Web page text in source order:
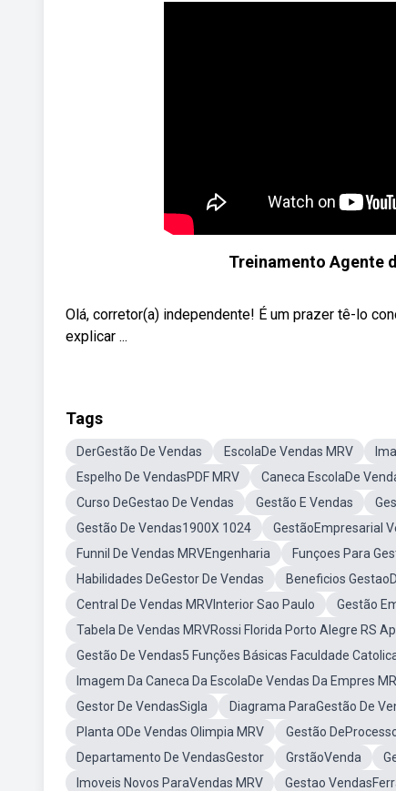
Treinamento Agente
Olá, corretor(a) independente! É um prazer tê-lo
explicar ...
Tags
DerGestão De Vendas EscolaDe Vendas MRV
Espelho De VendasPDF MRV
Caneca EscolaDe
Curso DeGestao De Vendas
Gestão E Vendas
Gestão De Vendas1900X 1024
GestãoEmpresarial
Funnil De Vendas MRVEngenharia
Funçoes Para
Habilidades DeGestor De Vendas
Beneficios
Central De Vendas MRVInterior Sao Paulo
Gestão
Tabela De Vendas MRVRossi Florida Porto Alegre RS
Gestão De Vendas5 Funções Básicas Faculdade
Imagem Da Caneca Da EscolaDe Vendas Da Empres
Gestor De VendasSigla
Diagrama ParaGestão De
Planta ODe Vendas Olimpia MRV
Gestão
Departamento De VendasGestor
GrstãoVenda
Imoveis Novos ParaVendas MRV
Gestao